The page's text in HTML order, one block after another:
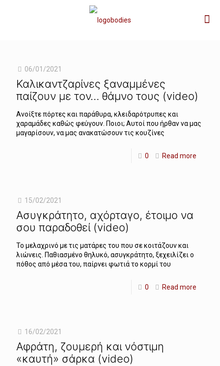
06/01/2021
Καλικαντζαρίνες ξαναμμένες
παίζουν με τον… θάμνο τους (video)
Ανοίξτε πόρτες και παράθυρα, κλειδαρότρυπες και
χαραμάδες καθώς φεύγουν. Ποιοι; Αυτοί που ήρθαν να μας
μαγαρίσουν, να μας ανακατώσουν τις κουζίνες
0 Read more
15/02/2021
Ασυγκράτητο, αχόρταγο, έτοιμο να
σου παραδοθεί (video)
Το μελαχρινό με τις ματάρες του που σε κοιτάζουν και
λιώνεις. Παθιασμένο θηλυκό, ασυγκράτητο, ξεχειλίζει ο
πόθος από μέσα του, παίρνει φωτιά το κορμί του
0 Read more
16/02/2021
Αφράτη, ζουμερή και νόστιμη
«καυτή» σάρκα (video)